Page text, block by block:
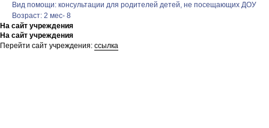
Вид помощи: консультации для родителей детей, не посещающих ДОУ
Возраст: 2 мес- 8
На сайт учреждения
На сайт учреждения
Перейти сайт учреждения: ссылка